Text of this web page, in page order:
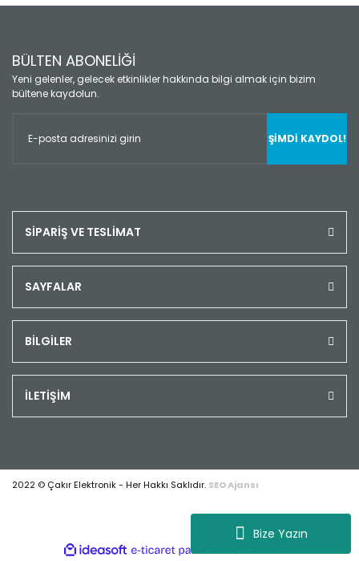
Bize Yazın
BÜLTEN ABONELİĞİ
Yeni gelenler, gelecek etkinlikler hakkında bilgi almak için bizim
bültene kaydolun.
ŞİMDİ KAYDOL!
SİPARİŞ VE TESLİMAT
SAYFALAR
BİLGİLER
İLETİŞİM
2022 © Çakır Elektronik - Her Hakkı Saklıdır. SEO Ajansı
ideasoft